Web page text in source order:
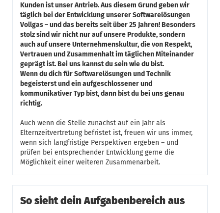
Kunden ist unser Antrieb. Aus diesem Grund geben wir
täglich bei der Entwicklung unserer Softwarelösungen
Vollgas – und das bereits seit über 25 Jahren! Besonders
stolz sind wir nicht nur auf unsere Produkte, sondern
auch auf unsere Unternehmenskultur, die von Respekt,
Vertrauen und Zusammenhalt im täglichen Miteinander
geprägt ist. Bei uns kannst du sein wie du bist.
Wenn du dich für Softwarelösungen und Technik
begeisterst und ein aufgeschlossener und
kommunikativer Typ bist, dann bist du bei uns genau
richtig.
Auch wenn die Stelle zunächst auf ein Jahr als
Elternzeitvertretung befristet ist, freuen wir uns immer,
wenn sich langfristige Perspektiven ergeben – und
prüfen bei entsprechender Entwicklung gerne die
Möglichkeit einer weiteren Zusammenarbeit.
So sieht dein Aufgabenbereich aus